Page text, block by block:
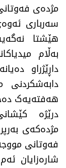
مژدەی
سەرباری
هێشتا
بەڵام
داڕێژراو
دابەشکردنی
هەفتەیەک
درێژە
مژدەکەی
فەوتانی
​شارەزایان